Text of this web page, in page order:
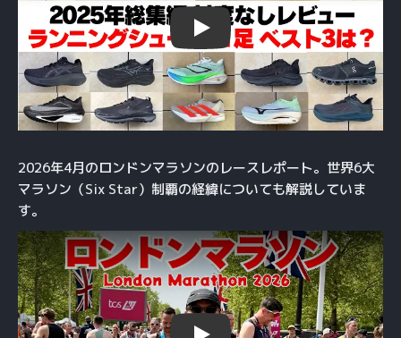
Play
2026年4月のロンドンマラソンのレースレポート。世界6大
マラソン（Six Star）制覇の経緯についても解説していま
す。